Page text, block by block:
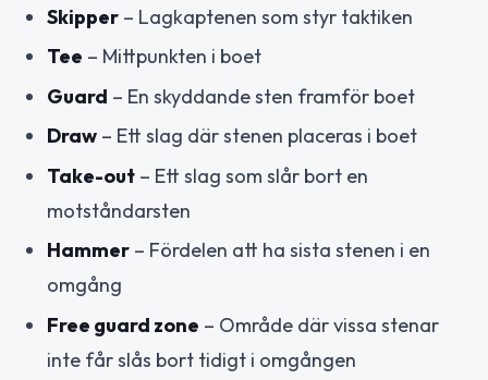
Skipper – Lagkaptenen som styr taktiken
Tee – Mittpunkten i boet
Guard – En skyddande sten framför boet
Draw – Ett slag där stenen placeras i boet
Take-out – Ett slag som slår bort en
motståndarsten
Hammer – Fördelen att ha sista stenen i en
omgång
Free guard zone – Område där vissa stenar
inte får slås bort tidigt i omgången